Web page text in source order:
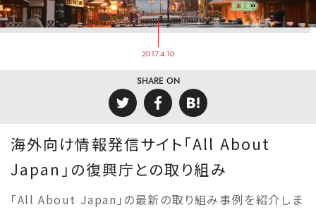
2017.4.10
SHARE ON
海外向け情報発信サイト「All About
Japan」の復興庁との取り組み
「All About Japan」の最新の取り組み事例を紹介しま